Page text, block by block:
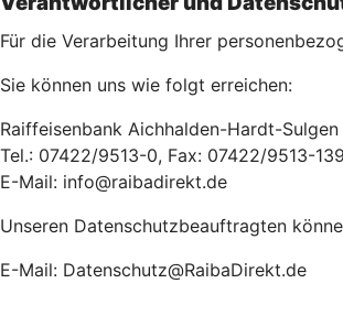
Für die Verarbeitung Ihrer
Sie können uns wie folgt erreichen:
Raiffeisenbank Aichhalden-Hardt-
Tel.: 07422/9513-0, Fax: 07422/9513-139
E-Mail: info@raibadirekt.de
Unseren Datenschutzbeauftragten
E-Mail: Datenschutz@RaibaDirekt.de